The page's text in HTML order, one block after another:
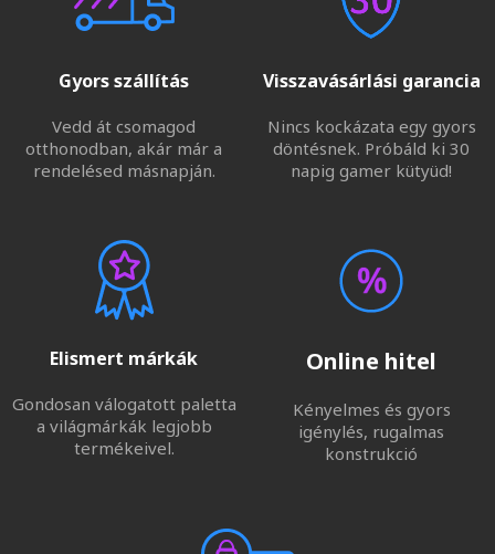
Gyors szállítás
Vedd át csomagod
otthonodban, akár már a
rendelésed másnapján.
Visszavásárlási garancia
Nincs kockázata egy gyors
döntésnek. Próbáld ki 30
napig gamer kütyüd!
Elismert márkák
Gondosan válogatott paletta
a világmárkák legjobb
termékeivel.
Online hitel
Kényelmes és gyors
igénylés, rugalmas
konstrukció